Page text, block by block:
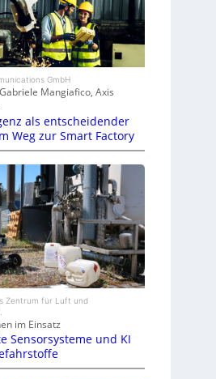
GmbH
Mangiafico, Axis
als entscheidender
Weg zur Smart Factory
Zentrum für Luft und
im Einsatz
Sensorsysteme und KI